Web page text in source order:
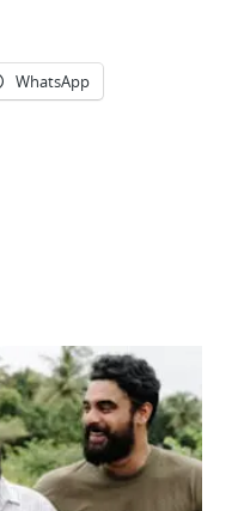
WhatsApp